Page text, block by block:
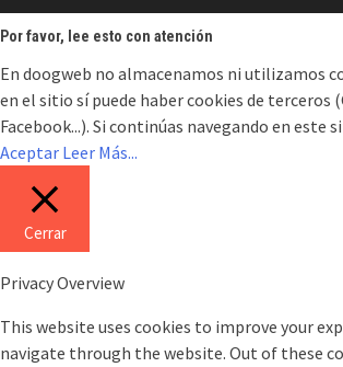
Por favor, lee esto con atención
En doogweb no almacenamos ni utilizamos
en el sitio sí puede haber cookies de terceros
Facebook...). Si continúas navegando en este
Aceptar Leer Más...
Cerrar
Privacy Overview
This website uses cookies to improve your
navigate through the website. Out of these